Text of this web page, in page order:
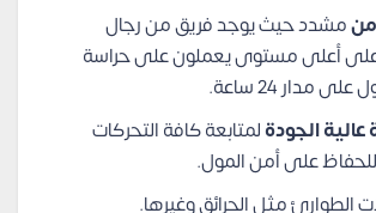
مشدد حيث يوجد فريق من رجال
على أعلى مستوى يعملون على حراسة
مدار 24 ساعة.
عالية الجودةلمتابعة كافة التحركات
على أمن المول.
الطوارئ مثل الحرائق وغيرها.